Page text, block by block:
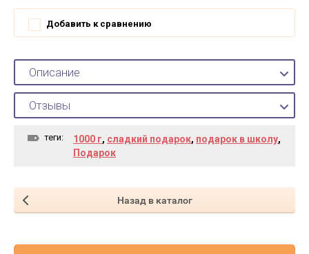
Добавить к сравнению
Описание
Отзывы
теги: 1000 г, сладкий подарок, подарок в школу,
Подарок
Назад в каталог